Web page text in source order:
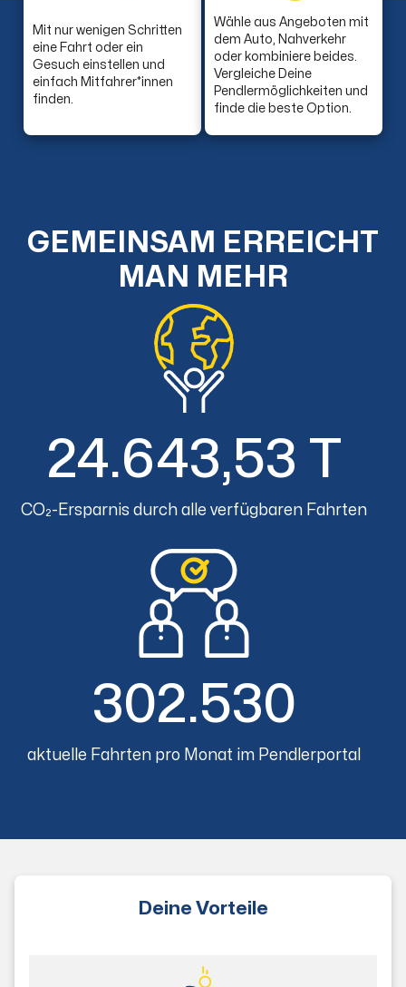
Mit nur wenigen Schritten
eine Fahrt oder ein
Gesuch einstellen und
einfach Mitfahrer*innen
finden.
Wähle aus Angeboten mit
dem Auto, Nahverkehr
oder kombiniere beides.
Vergleiche Deine
Pendlermöglichkeiten und
finde die beste Option.
GEMEINSAM ERREICHT
MAN MEHR
24.643,53 T
CO₂-Ersparnis durch alle verfügbaren Fahrten
302.530
aktuelle Fahrten pro Monat im Pendlerportal
Deine Vorteile